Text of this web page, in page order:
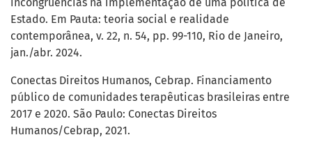
incongruências na implementação de uma política de
Estado. Em Pauta: teoria social e realidade
contemporânea, v. 22, n. 54, pp. 99-110, Rio de Janeiro,
jan./abr. 2024.
Conectas Direitos Humanos, Cebrap. Financiamento
público de comunidades terapêuticas brasileiras entre
2017 e 2020. São Paulo: Conectas Direitos
Humanos/Cebrap, 2021.